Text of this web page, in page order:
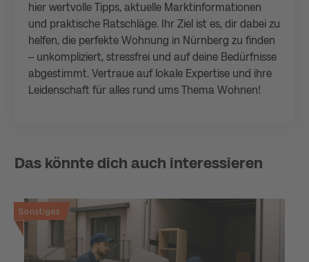
hier wertvolle Tipps, aktuelle Marktinformationen
und praktische Ratschläge. Ihr Ziel ist es, dir dabei zu
helfen, die perfekte Wohnung in Nürnberg zu finden
– unkompliziert, stressfrei und auf deine Bedürfnisse
abgestimmt. Vertraue auf lokale Expertise und ihre
Leidenschaft für alles rund ums Thema Wohnen!
Das könnte dich auch interessieren
Sonstiges